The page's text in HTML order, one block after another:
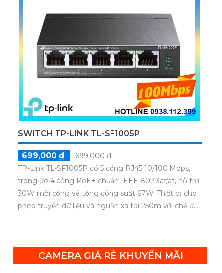
SWITCH TP-LINK TL-SF1005P
699,000 ₫
699,000 ₫
TP-Link TL-SF1005P có 5 cổng RJ45 10/100 Mbps,
trong đó 4 cổng PoE+ chuẩn IEEE 802.3af/at, hỗ trợ
30W mỗi cổng và tổng công suất 67W. Thiết bị cho
phép truyền dữ liệu và nguồn xa tới 250m với chế độ
CAMERA GIÁ RẺ KHUYẾN MÃI